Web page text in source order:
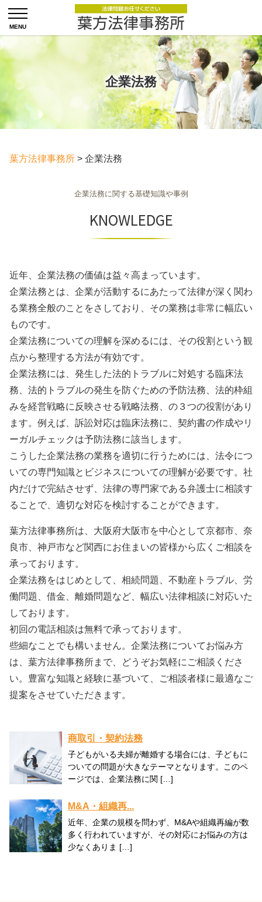
企業法務
葉方法律事務所 > 企業法務
企業法務に関する基礎知識や事例
KNOWLEDGE
近年、企業法務の価値は益々高まっています。
企業法務とは、企業が活動するにあたって法律が深く関わ
る業務全般のことをさしており、その業務は非常に幅広い
ものです。
企業法務についての理解を深めるには、その役割という観
点から整理する方法が有効です。
企業法務には、発生した法的トラブルに対処する臨床法
務、法的トラブルの発生を防ぐための予防法務、法的枠組
みを経営戦略に反映させる戦略法務、の３つの役割があり
ます。例えば、訴訟対応は臨床法務に、契約書の作成やリ
ーガルチェックは予防法務に該当します。
こうした企業法務の業務を適切に行うためには、法令につ
いての専門知識とビジネスについての理解が必要です。社
内だけで完結させず、法律の専門家である弁護士に相談す
ることで、適切な対応を検討することができます。
葉方法律事務所は、大阪府大阪市を中心として京都市、奈
良市、神戸市など関西にお住まいの皆様から広くご相談を
承っております。
企業法務をはじめとして、相続問題、不動産トラブル、労
働問題、借金、離婚問題など、幅広い法律相談に対応いた
しております。
初回の電話相談は無料で承っております。
些細なことでも構いません。企業法務についてお悩み方
は、葉方法律事務所まで、どうぞお気軽にご相談くださ
い。豊富な知識と経験に基づいて、ご相談者様に最適なご
提案をさせていただきます。
商取引・契約法務
子どもがいる夫婦が離婚する場合には、子どもに
ついての問題が大きなテーマとなります。このペ
ージでは、企業法務に関 […]
M&A・組織再...
近年、企業の規模を問わず、M&Aや組織再編が数
多く行われていますが、その対応にお悩みの方は
少なくありま […]